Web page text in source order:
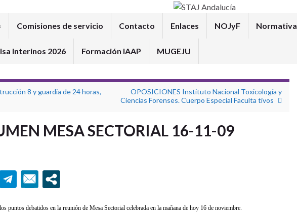
Comisiones de servicio Contacto Enlaces NOJyF Normativa
Interinos 2026 Formación IAAP MUGEJU
8 y guardia de 24 horas,
OPOSICIONES Instituto Nacional Toxicología y
Ciencias Forenses. Cuerpo Especial Faculta tivos
MESA SECTORIAL 16-11-09
puntos debatidos en la reunión de Mesa Sectorial celebrada en la mañana de hoy 16 de noviembre.